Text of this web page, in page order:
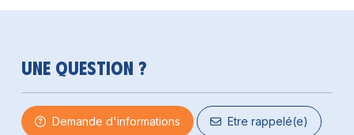
Une question ?
Demande d'informations Etre rappelé(e)